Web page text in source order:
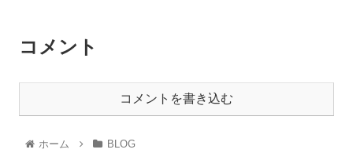
コメント
コメントを書き込む
ホーム BLOG